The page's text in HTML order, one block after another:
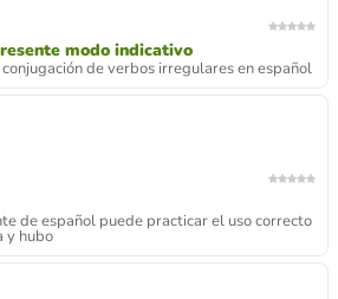
modo indicativo
de verbos irregulares en español
de español puede practicar el uso correcto
y hubo